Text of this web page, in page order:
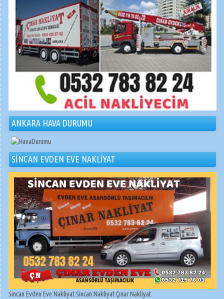
ANKARA HAVA DURUMU
SİNCAN EVDEN EVE NAKLİYAT
Sincan Evden Eve Nakliyat Sincan Nakliyat Çınar Nakliyat